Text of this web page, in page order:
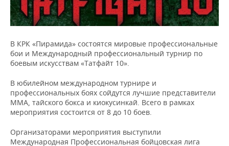
ДЕКЛАРАЦИИ О ДОХОДАХ
ВУЗЫ ТАТАРСТАНА
КОМУ ПРИНАДЛЕЖАТ
ТОРГОВЫЕ ЦЕНТРЫ
ТАТАРСТАНА
НОВОСТИ ЭКОНОМИКИ
БАНКИ
БЮДЖЕТ
ИНВЕСТИЦИИ
ПРОМЫШЛЕННОСТЬ
АГРОПРОМ
МАШИНОСТРОЕНИЕ
НЕФТЕХИМИЯ
НЕФТЬ
НОВОСТИ НЕДВИЖИМОСТИ
АВТО
НОВОСТИ АВТО
БИЗНЕС
НОВОСТИ БИЗНЕСА
ТЕХНОЛОГИИ
В КРК «Пирамида» состоятся мировые профессиональные
бои и Международный профессиональный турнир по
боевым искусствам «Татфайт 10».
В юбилейном международном турнире и
профессиональных боях сойдутся лучшие представители
ММА, тайского бокса и киокусинкай. Всего в рамках
мероприятия состоится от 8 до 10 боев.
Организаторами мероприятия выступили
Международная Профессиональная бойцовская лига